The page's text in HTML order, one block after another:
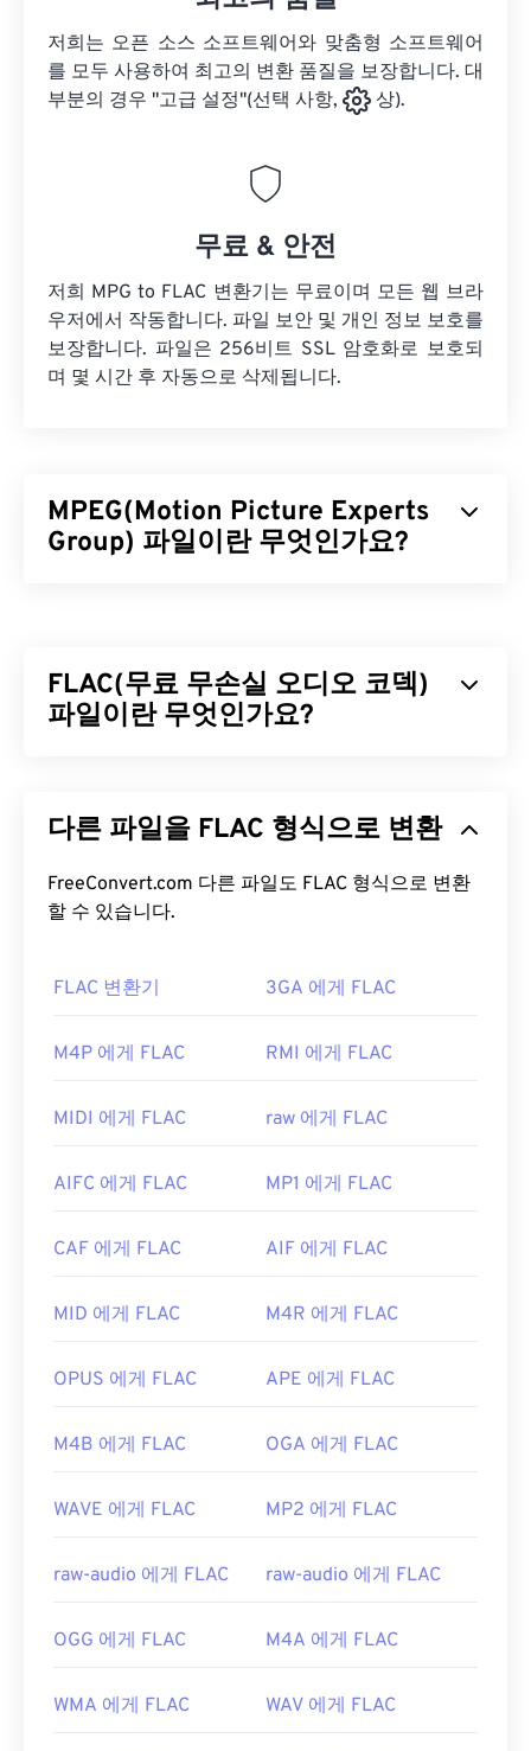
저희는 오픈 소스 소프트웨어와 맞춤형 소프트웨어
를 모두 사용하여 최고의 변환 품질을 보장합니다. 대
부분의 경우 "고급 설정"(선택 사항,
상).
무료 & 안전
저희 MPG to FLAC 변환기는 무료이며 모든 웹 브라
우저에서 작동합니다. 파일 보안 및 개인 정보 보호를
보장합니다. 파일은 256비트 SSL 암호화로 보호되
며 몇 시간 후 자동으로 삭제됩니다.
MPEG(Motion Picture Experts
Group) 파일이란 무엇인가요?
을 사용하여 정교한 압축을 통해 비교적 좋은 화질의
작은 파일을 생성합니다. MPEG 파일 확장자는
MPEG 파일은 거의 항상 운영 체제의 기본 비디오 플
레이어에서 열립니다. Windows에서는 Windows
Media Player에서 열리고, Mac에서는
하거나 하드웨어 플레이어에서 재생할 수 있습니다.
는 경우가 있습니다. 예를 들어, MPEG-2 비디오가 파
디오 디코더(DVD 디코더 팩)를 다운로드하세요. 다
용해 보세요.
최초 출시: 1988년
FLAC(무료 무손실 오디오 코덱)
파일이란 무엇인가요?
"무손실"이라는 단어가 암시하듯이 음질이나 원본
본 크기의 약 50~70%로 압축하는알고리즘을 사용
하여 이를 구현합니다.
FLAC 파일을 어떻게 여나요?
이어입니다. FLAC에 대한 다른 세부 정보로는 특허
프로그래밍 인터페이스(TAPI)
와 호환되고,
저작권 관리(DRM)가
적용되지 않는다는 점이 있습
있습니다. 마지막으로, 이름에서 "무료"라는 단어가
개발자: Xiph.Org Foundation
최초 출시:2001년
https://en.wikipedia.org/wiki/FLAC
다른 파일을 FLAC 형식으로 변환
FreeConvert.com 다른 파일도 FLAC 형식으로 변환
할 수 있습니다.
FLAC 변환기 3GA 에게 FLAC
M4P 에게 FLAC RMI 에게 FLAC
MIDI 에게 FLAC raw 에게 FLAC
AIFC 에게 FLAC MP1 에게 FLAC
CAF 에게 FLAC AIF 에게 FLAC
MID 에게 FLAC M4R 에게 FLAC
OPUS 에게 FLAC APE 에게 FLAC
M4B 에게 FLAC OGA 에게 FLAC
WAVE 에게 FLAC MP2 에게 FLAC
raw-audio 에게 FLAC raw-audio 에게 FLAC
OGG 에게 FLAC M4A 에게 FLAC
WMA 에게 FLAC WAV 에게 FLAC